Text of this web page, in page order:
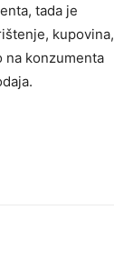
tada je
kupovina,
na konzumenta